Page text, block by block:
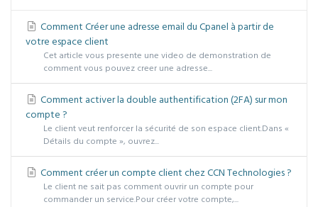
Comment Créer une adresse email du Cpanel à partir de
votre espace client
Cet article vous presente une video de demonstration de
comment vous pouvez creer une adresse...
Comment activer la double authentification (2FA) sur mon
compte ?
Le client veut renforcer la sécurité de son espace client.Dans «
Détails du compte », ouvrez...
Comment créer un compte client chez CCN Technologies ?
Le client ne sait pas comment ouvrir un compte pour
commander un service.Pour créer votre compte,...